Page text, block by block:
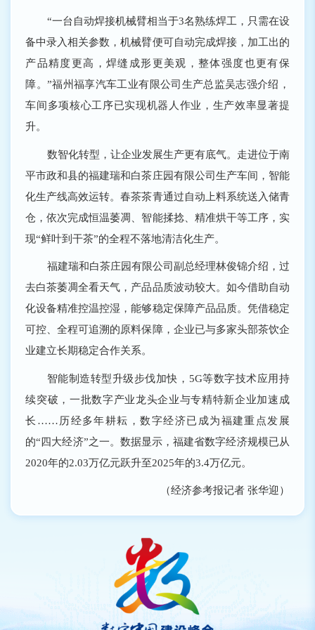
“一台自动焊接机械臂相当于3名熟练焊工，只需在设
备中录入相关参数，机械臂便可自动完成焊接，加工出的
产品精度更高，焊缝成形更美观，整体强度也更有保
障。”福州福享汽车工业有限公司生产总监吴志强介绍，
车间多项核心工序已实现机器人作业，生产效率显著提
升。
数智化转型，让企业发展生产更有底气。走进位于南
平市政和县的福建瑞和白茶庄园有限公司生产车间，智能
化生产线高效运转。春茶茶青通过自动上料系统送入储青
仓，依次完成恒温萎凋、智能揉捻、精准烘干等工序，实
现“鲜叶到干茶”的全程不落地清洁化生产。
福建瑞和白茶庄园有限公司副总经理林俊锦介绍，过
去白茶萎凋全看天气，产品品质波动较大。如今借助自动
化设备精准控温控湿，能够稳定保障产品品质。凭借稳定
可控、全程可追溯的原料保障，企业已与多家头部茶饮企
业建立长期稳定合作关系。
智能制造转型升级步伐加快，5G等数字技术应用持
续突破，一批数字产业龙头企业与专精特新企业加速成
长……历经多年耕耘，数字经济已成为福建重点发展
的“四大经济”之一。数据显示，福建省数字经济规模已从
2020年的2.03万亿元跃升至2025年的3.4万亿元。
（经济参考报记者 张华迎）